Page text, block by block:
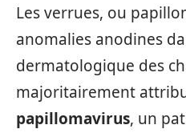
Les verrues, ou
anomalies anodines
dermatologique des
majoritairement
papillomavirus, un